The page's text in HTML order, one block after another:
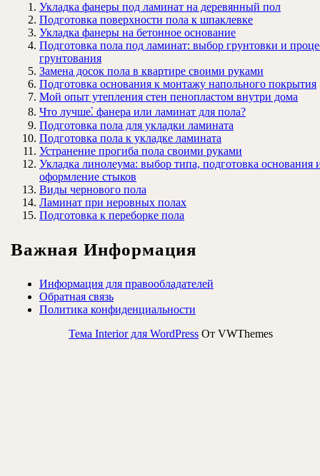
Укладка фанеры под ламинат на деревянный пол
Подготовка поверхности пола к шпаклевке
Укладка фанеры на бетонное основание
Подготовка пола под ламинат: выбор грунтовки и
грунтования
Замена досок пола в квартире своими руками
Подготовка основания к монтажу напольного покрытия
Мой опыт утепления стен пенопластом внутри дома
Что лучше⁚ фанера или ламинат для пола?
Подготовка пола для укладки ламината
Подготовка пола к укладке ламината
Устранение прогиба пола своими руками
Укладка линолеума: выбор типа, подготовка основания
оформление стыков
Виды чернового пола
Ламинат при неровных полах
Подготовка к переборке пола
Важная Информация
Информация для правообладателей
Обратная связь
Политика конфиденциальности
Тема Interior для WordPress От VWThemes